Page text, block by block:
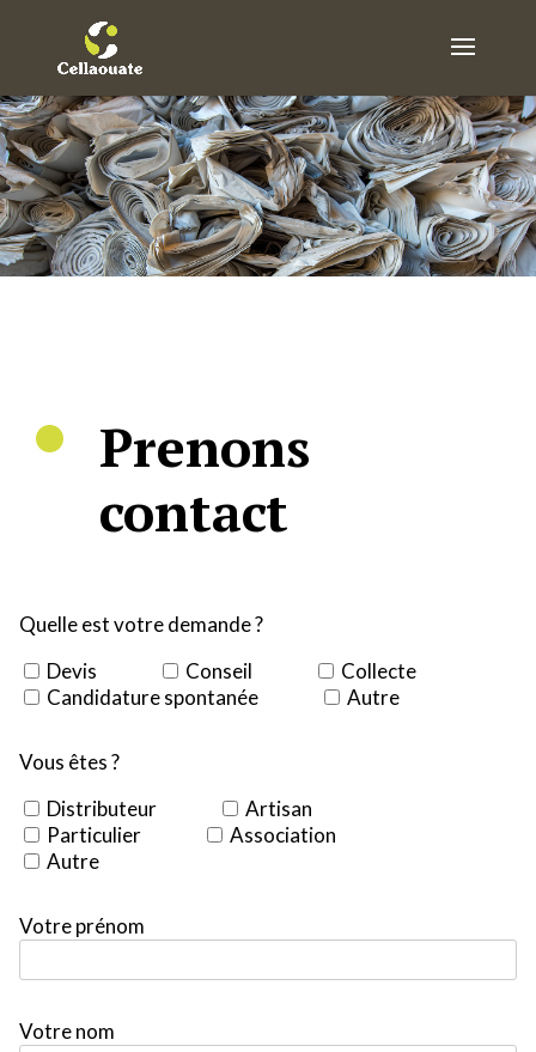
Prenons
contact
Quelle est votre demande ?
Devis
Conseil
Collecte
Candidature spontanée
Autre
Vous êtes ?
Distributeur
Artisan
Particulier
Association
Autre
Votre prénom
Votre nom